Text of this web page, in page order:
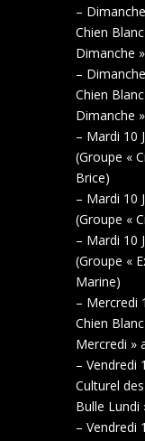
–
Chien
Dimanche
–
Chien
Dimanche
– Mardi 10
(Groupe «
Brice)
– Mardi 10
(Groupe «
– Mardi 10
(Groupe «
Marine)
– Mercredi
Chien
Mercredi »
– Vendredi
Culturel
Bulle Lundi
– Vendredi